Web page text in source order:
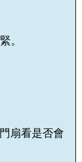
。
扇看是否會